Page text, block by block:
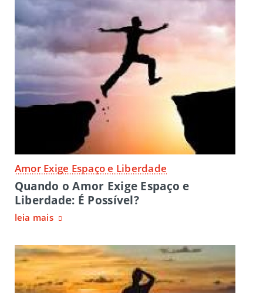
Amor Exige Espaço e Liberdade
Quando o Amor Exige Espaço e
Liberdade: É Possível?
leia mais